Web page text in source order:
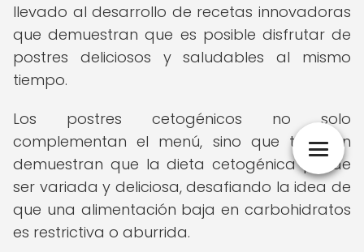
llevado al desarrollo de recetas innovadoras
que demuestran que es posible disfrutar de
postres deliciosos y saludables al mismo
tiempo.
Los postres cetogénicos no solo
complementan el menú, sino que también
demuestran que la dieta cetogénica puede
ser variada y deliciosa, desafiando la idea de
que una alimentación baja en carbohidratos
es restrictiva o aburrida.